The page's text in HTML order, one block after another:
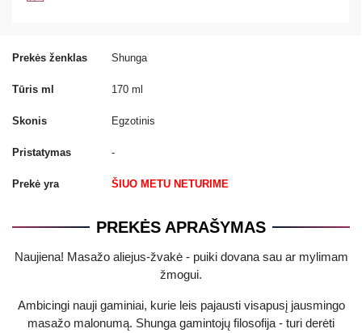
Prekės ženklas Shunga
Tūris ml 170 ml
Skonis Egzotinis
Pristatymas -
Prekė yra ŠIUO METU NETURIME
PREKĖS APRAŠYMAS
Naujiena! Masažo aliejus-žvakė - puiki dovana sau ar mylimam
žmogui.
Ambicingi nauji gaminiai, kurie leis pajausti visapusį jausmingo
masažo malonumą. Shunga gamintojų filosofija - turi derėti